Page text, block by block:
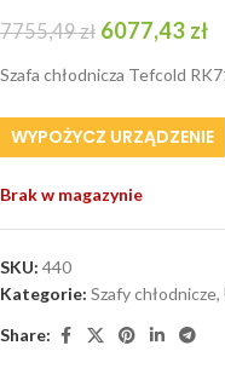
7755,49zł 6077,43 zł
Szafa chłodnicza Tefcold
WYPOŻYCZ URZĄDZENIE
Brak w magazynie
SKU: 440
Kategorie: Szafy chłodnicze,
Share: